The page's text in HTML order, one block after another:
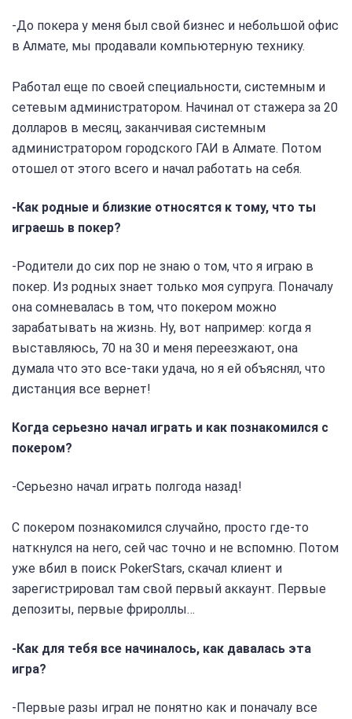
-До покера у меня был свой бизнес и небольшой офис
в Алмате, мы продавали компьютерную технику.
Работал еще по своей специальности, системным и
сетевым администратором. Начинал от стажера за 20
долларов в месяц, заканчивая системным
администратором городского ГАИ в Алмате. Потом
отошел от этого всего и начал работать на себя.
-Как родные и близкие относятся к тому, что ты
играешь в покер?
-Родители до сих пор не знаю о том, что я играю в
покер. Из родных знает только моя супруга. Поначалу
она сомневалась в том, что покером можно
зарабатывать на жизнь. Ну, вот например: когда я
выставляюсь, 70 на 30 и меня переезжают, она
думала что это все-таки удача, но я ей объяснял, что
дистанция все вернет!
Когда серьезно начал играть и как познакомился с
покером?
-Серьезно начал играть полгода назад!
С покером познакомился случайно, просто где-то
наткнулся на него, сей час точно и не вспомню. Потом
уже вбил в поиск PokerStars, скачал клиент и
зарегистрировал там свой первый аккаунт. Первые
депозиты, первые фрироллы…
-Как для тебя все начиналось, как давалась эта
игра?
-Первые разы играл не понятно как и поначалу все